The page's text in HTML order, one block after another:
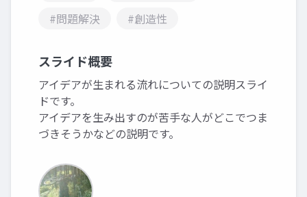
#問題解決
#創造性
スライド概要
アイデアが生まれる流れについての説明スライ
ドです。
アイデアを生み出すのが苦手な人がどこでつま
づきそうかなどの説明です。